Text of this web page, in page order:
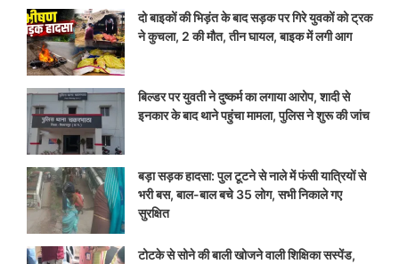
दो बाइकों की भिड़ंत के बाद सड़क पर गिरे युवकों को ट्रक
ने कुचला, 2 की मौत, तीन घायल, बाइक में लगी आग
बिल्डर पर युवती ने दुष्कर्म का लगाया आरोप, शादी से
इनकार के बाद थाने पहुंचा मामला, पुलिस ने शुरू की जांच
बड़ा सड़क हादसा: पुल टूटने से नाले में फंसी यात्रियों से
भरी बस, बाल-बाल बचे 35 लोग, सभी निकाले गए
सुरक्षित
टोटके से सोने की बाली खोजने वाली शिक्षिका सस्पेंड,